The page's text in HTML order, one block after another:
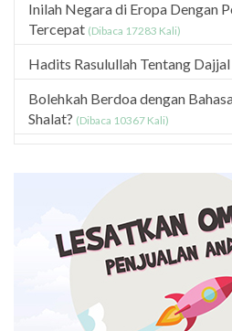
Inilah Negara di Eropa Dengan
Tercepat (Dibaca 17283 Kali)
Hadits Rasulullah Tentang Dajjal
Bolehkah Berdoa dengan
Shalat? (Dibaca 10367 Kali)